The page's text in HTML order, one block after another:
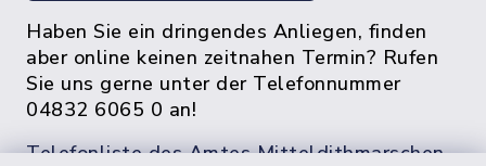
Haben Sie ein dringendes Anliegen, finden
aber online keinen zeitnahen Termin? Rufen
Sie uns gerne unter der Telefonnummer
04832 6065 0 an!
Telefonliste des Amtes Mitteldithmarschen